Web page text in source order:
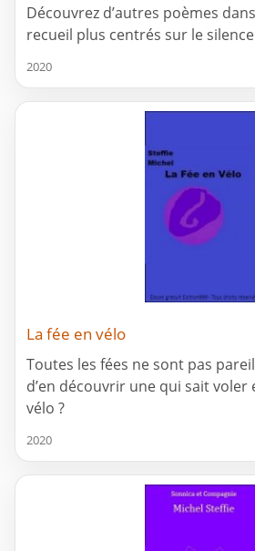
Découvrez d’autres poèmes
recueil plus centrés sur le silence
2020
La fée en vélo
Toutes les fées ne sont pas
d’en découvrir une qui sait
vélo ?
2020